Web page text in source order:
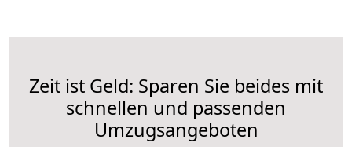
Zeit ist Geld: Sparen Sie beides mit
schnellen und passenden
Umzugsangeboten